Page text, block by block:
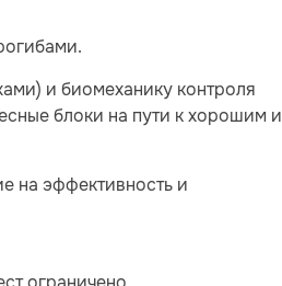
и биомеханику контроля
блоки на пути к хорошим и
на эффективность и